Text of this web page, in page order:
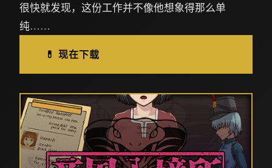
很快就发现，这份工作并不像他想象得那么单
纯……
💊 现在下载